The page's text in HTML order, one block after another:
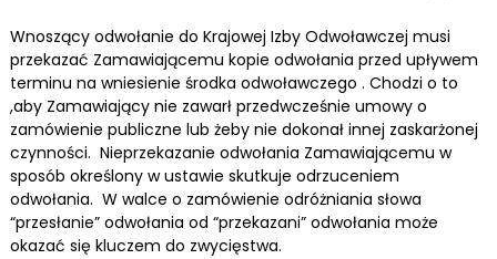
Wnoszący odwołanie do Krajowej Izby Odwoławczej musi
przekazać Zamawiającemu kopie odwołania przed upływem
terminu na wniesienie środka odwoławczego . Chodzi o to
,aby Zamawiający nie zawarł przedwcześnie umowy o
zamówienie publiczne lub żeby nie dokonał innej zaskarżonej
czynności. Nieprzekazanie odwołania Zamawiającemu w
sposób określony w ustawie skutkuje odrzuceniem
odwołania. W walce o zamówienie odróżniania słowa
“przesłanie” odwołania od “przekazani” odwołania może
okazać się kluczem do zwycięstwa.